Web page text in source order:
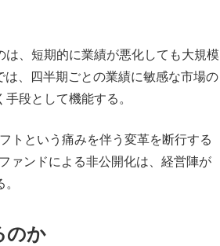
、短期的に業績が悪化しても大規模
、四半期ごとの業績に敏感な市場の
段として機能する。
トという痛みを伴う変革を断行する
ァンドによる非公開化は、経営陣が
のか